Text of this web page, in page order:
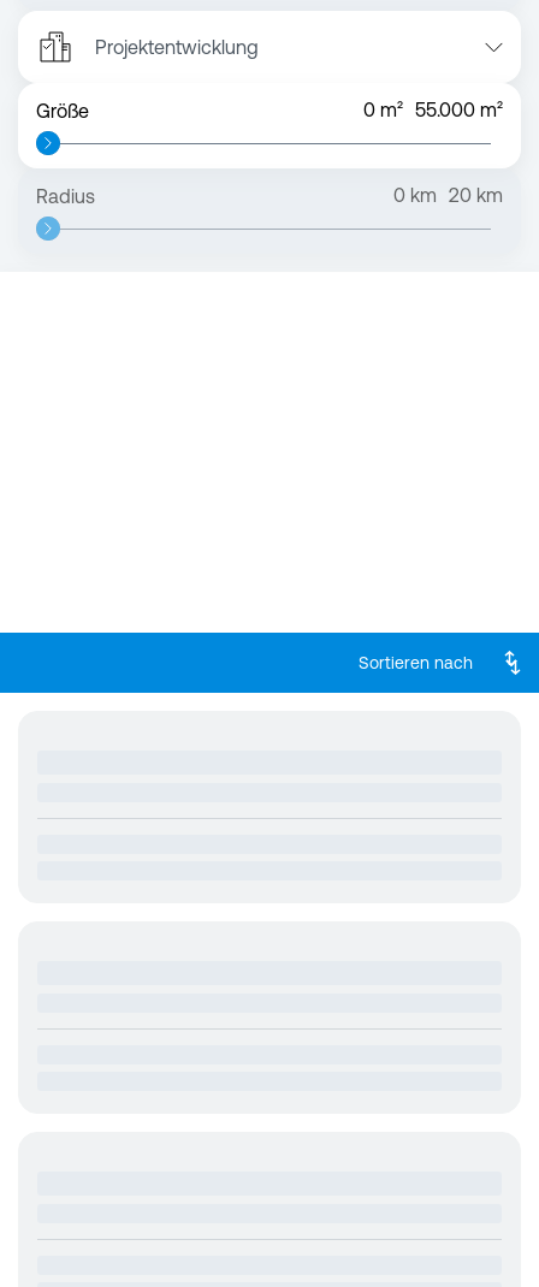
Projektentwicklung
Größe 0 m² 55.000 m²
Radius 0 km 20 km